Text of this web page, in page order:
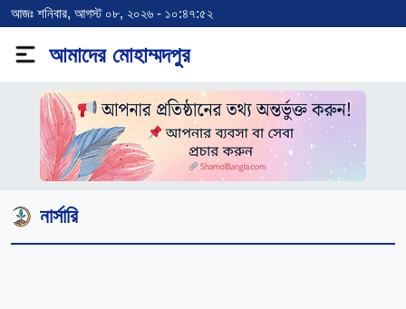
আজঃ শনিবার, আগস্ট ০৮, ২০২৬ - ১০:৪৭:৫২
আমাদের মোহাম্মদপুর
নার্সারি